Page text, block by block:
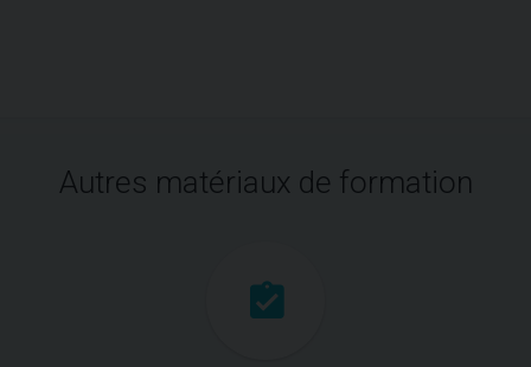
Autres matériaux de formation